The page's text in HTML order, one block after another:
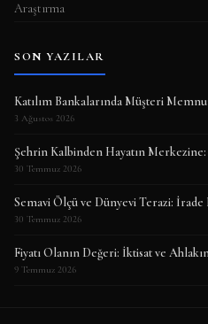
Araştırma
SON YAZILAR
Katılım Bankalarında Müşteri
3 Ağustos 2026
Şehrin Kalbinden Hayatın
30 Temmuz 2026
Semavi Ölçü ve Dünyevi Terazi: İrade
30 Temmuz 2026
Fiyatı Olanın Değeri: İktisat ve
9 Temmuz 2026